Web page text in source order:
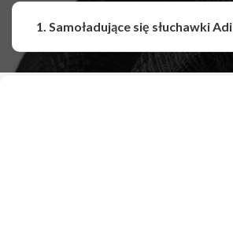
Udostępnij
1. Samoładujące się słuchawki